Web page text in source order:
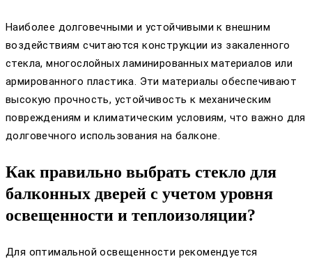
Наиболее долговечными и устойчивыми к внешним
воздействиям считаются конструкции из закаленного
стекла, многослойных ламинированных материалов или
армированного пластика. Эти материалы обеспечивают
высокую прочность, устойчивость к механическим
повреждениям и климатическим условиям, что важно для
долговечного использования на балконе.
Как правильно выбрать стекло для
балконных дверей с учетом уровня
освещенности и теплоизоляции?
Для оптимальной освещенности рекомендуется